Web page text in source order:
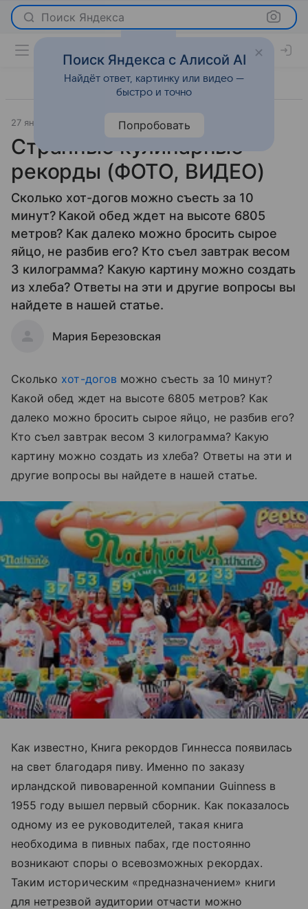
Поиск Яндекса
27 января 2012 Новости
Странные кулинарные
рекорды (ФОТО, ВИДЕО)
Сколько хот-догов можно съесть за 10
минут? Какой обед ждет на высоте 6805
метров? Как далеко можно бросить сырое
яйцо, не разбив его? Кто съел завтрак весом
3 килограмма? Какую картину можно создать
из хлеба? Ответы на эти и другие вопросы вы
найдете в нашей статье.
Мария Березовская
Сколько хот-догов можно съесть за 10 минут?
Какой обед ждет на высоте 6805 метров? Как
далеко можно бросить сырое яйцо, не разбив его?
Кто съел завтрак весом 3 килограмма? Какую
картину можно создать из хлеба? Ответы на эти и
другие вопросы вы найдете в нашей статье.
Как известно, Книга рекордов Гиннесcа появилась
на свет благодаря пиву. Именно по заказу
ирландской пивоваренной компании Guinness в
1955 году вышел первый сборник. Как показалось
одному из ее руководителей, такая книга
необходима в пивных пабах, где постоянно
возникают споры о всевозможных рекордах.
Таким историческим «предназначением» книги
для нетрезвой аудитории отчасти можно
Поиск Яндекса с Алисой AI
Найдёт ответ, картинку или видео —
быстро и точно
Попробовать